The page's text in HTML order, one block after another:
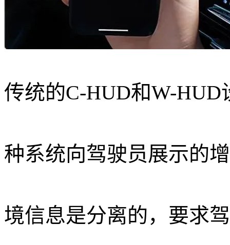
传统的C-HUD和W-
种系统向驾驶员展示的
境信息是分离的，要求